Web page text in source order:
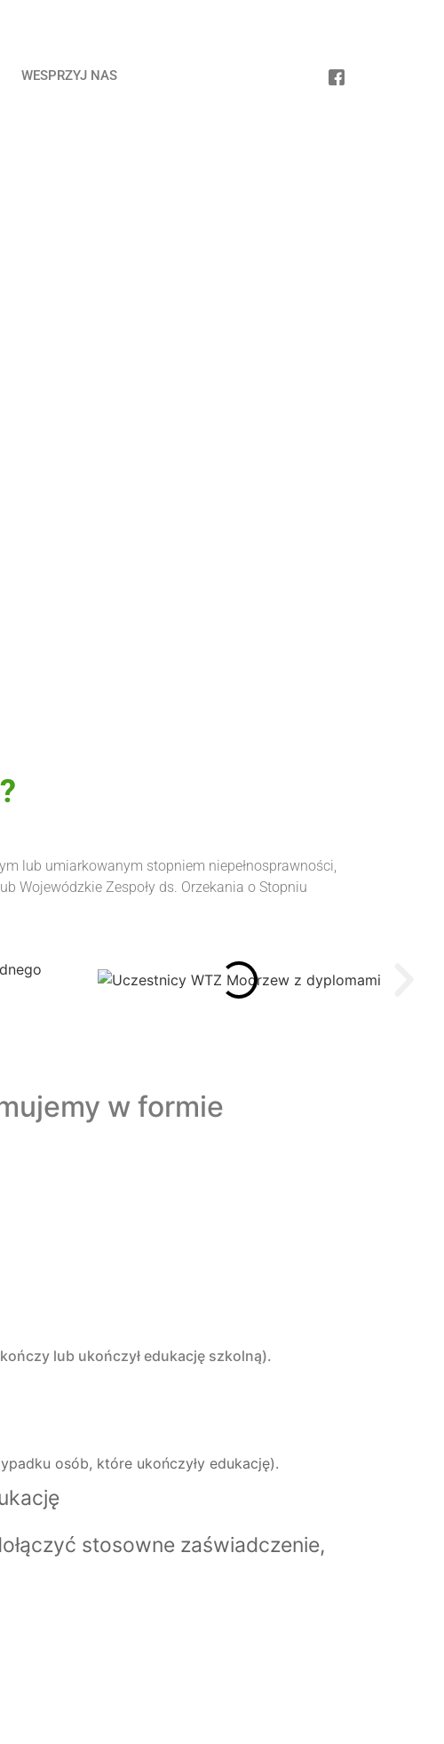
WESPRZYJ NAS
lub umiarkowanym stopniem niepełnosprawności,
Wojewódzkie Zespoły ds. Orzekania o Stopniu
w formie
lub ukończył edukację szkolną).
osób, które ukończyły edukację).
stosowne zaświadczenie,